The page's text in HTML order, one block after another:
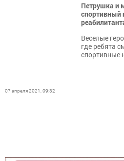
Петрушка и
спортивный
Веселые
где ребята
спортивные
07 апреля 2021, 09:32